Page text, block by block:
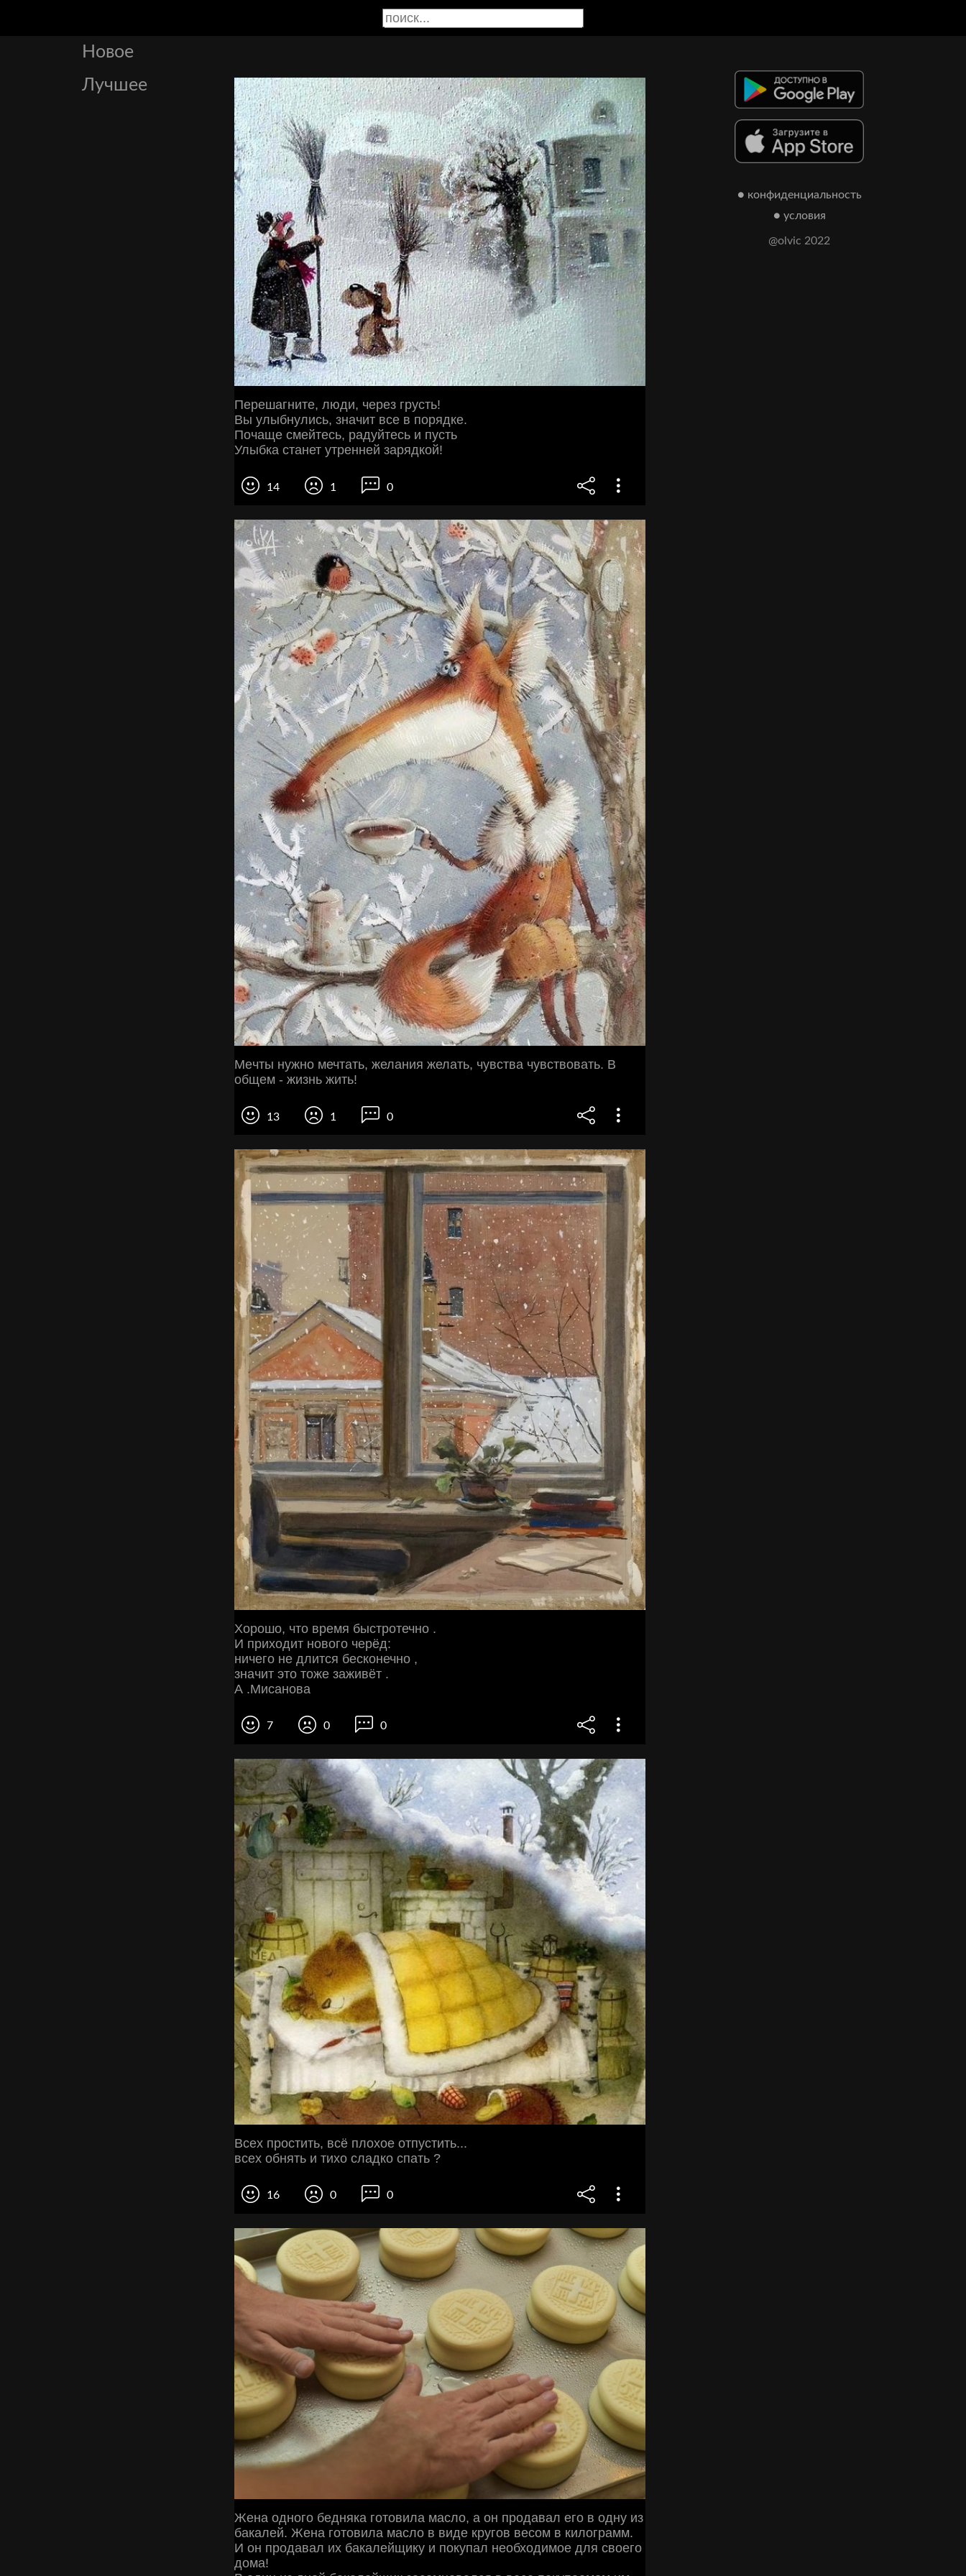
Новое
Лучшее
Перешагните, люди, через грусть!
Вы улыбнулись, значит все в порядке.
Почаще смейтесь, радуйтесь и пусть
Улыбка станет утренней зарядкой!
14 1 0
Мeчты нужно мечтать, желания желать, чувства чувствовать. В
общем - жизнь жить!
13 1 0
Хорошо, что время быстротечно .
И приходит нового черёд:
ничего не длится бесконечно ,
значит это тоже заживёт .
А .Мисанова
7 0 0
Всех простить, всё плохое отпустить...
всех обнять и тихо сладко спать ?
16 0 0
Жена одного бедняка готовила масло, а он продавал его в одну из
бакалей. Жена готовила масло в виде кругов весом в килограмм.
И он продавал их бакалейщику и покупал необходимое для своего
дома!
● конфиденциальность
● условия
@olvic 2022